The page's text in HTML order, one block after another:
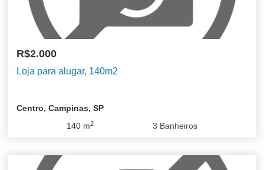
R$2.000
Loja para alugar, 140m2
Centro, Campinas, SP
140 m2 3 Banheiros